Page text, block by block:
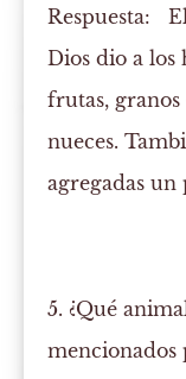
Respuesta:
Dios dio a los
frutas, granos
nueces.
agregadas un
5. ¿Qué